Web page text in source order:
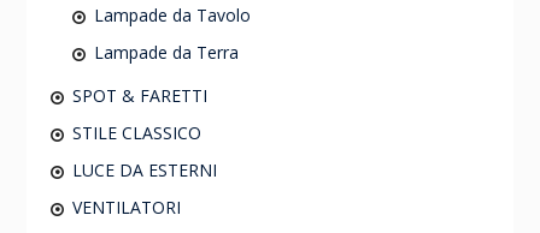
Lampade da Tavolo
Lampade da Terra
SPOT & FARETTI
STILE CLASSICO
LUCE DA ESTERNI
VENTILATORI